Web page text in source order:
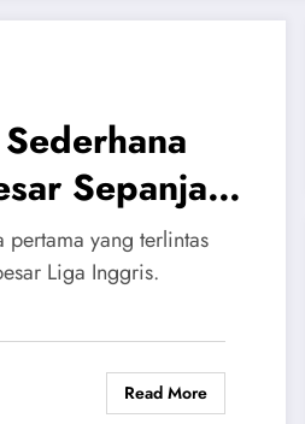
Sepanjang
pertama yang terlintas
Liga Inggris.
Read More